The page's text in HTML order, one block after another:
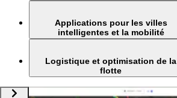
Applications pour les villes
intelligentes et la mobilité
Logistique et optimisation de la
flotte